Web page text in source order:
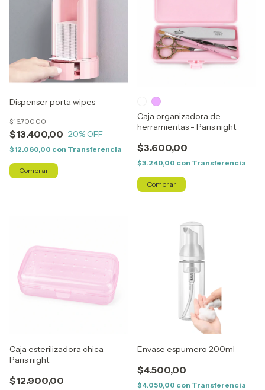
Dispenser porta wipes
$13.400,00
$16.700,00
20% OFF
$12.060,00 con Transferencia
Caja organizadora de
herramientas - Paris night
$3.600,00
$3.240,00 con Transferencia
Comprar
Caja esterilizadora chica -
Paris night
$12.900,00
Envase espumero 200ml
$4.500,00
$4.050,00 con Transferencia